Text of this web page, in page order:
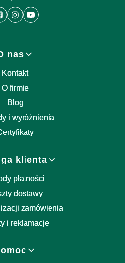
nas
Kontakt
O firmie
Blog
i wyróżnienia
klienta
płatności
dostawy
zamówienia
i reklamacje